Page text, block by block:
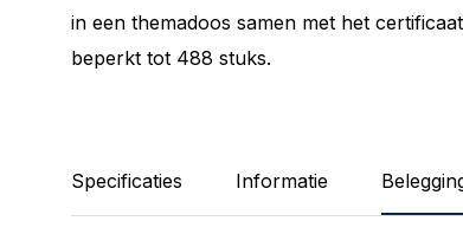
in een themadoos samen met het
beperkt tot 488 stuks.
Specificaties Informatie